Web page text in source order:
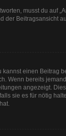
musst du auf
Beitragsansicht
einen Beitrag
Wenn bereits
angezeigt.
sie es für nötig